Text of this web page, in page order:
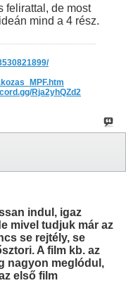
felirattal, de most
mind a 4 rész.
Rja2yhQZd2
indul, igaz
mivel tudjuk már az
se rejtély, se
A film kb. az
nagyon meglódul,
első film